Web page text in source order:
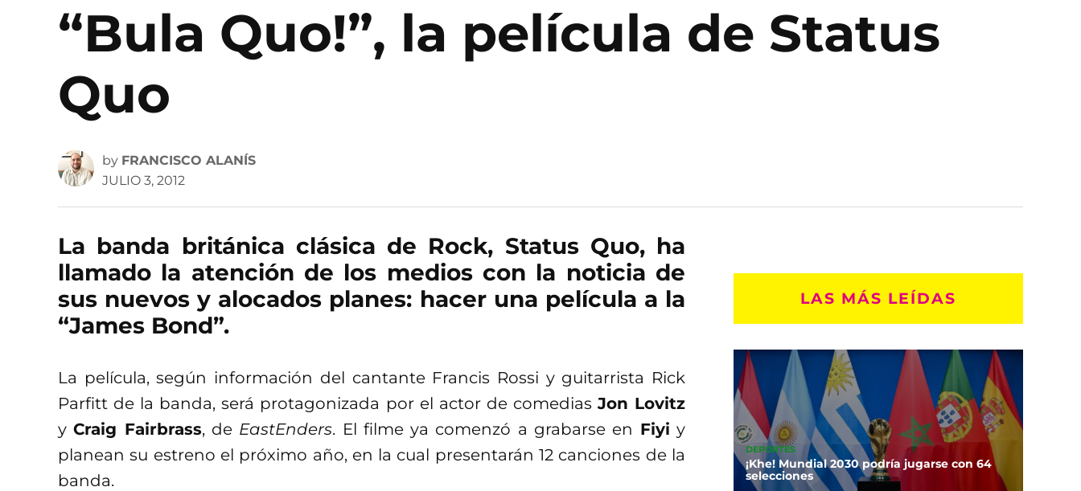
“Bula Quo!”, la película de Status
Quo
by FRANCISCO ALANÍS
JULIO 3, 2012
La banda británica clásica de Rock, Status Quo, ha
llamado la atención de los medios con la noticia de
sus nuevos y alocados planes: hacer una película a la
“James Bond”.
La película, según información del cantante Francis Rossi y guitarrista Rick
Parfitt de la banda, será protagonizada por el actor de comedias Jon Lovitz
yCraig Fairbrass, de EastEnders. El filme ya comenzó a grabarse en Fiyi y
planean su estreno el próximo año, en la cual presentarán 12 canciones de la
banda.
LAS MÁS LEÍDAS
DEPORTES
¡Khe! Mundial 2030 podría jugarse con 64
selecciones